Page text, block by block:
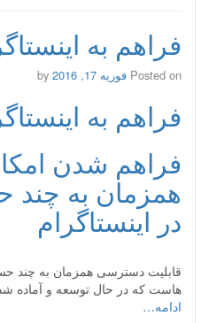
فراهم به
Posted on فوریه 17, 2016
فراهم به
فراهم شدن
همزمان به چند
در اینستاگرام
قابلیت دسترسی همزمان به چند
هاست که در حال توسعه و
ادامه…